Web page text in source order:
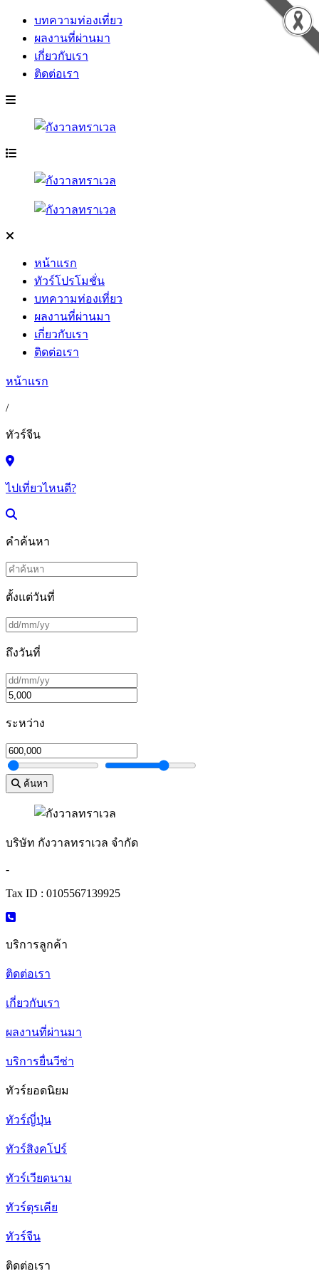
บทความท่องเที่ยว
ผลงานที่ผ่านมา
เกี่ยวกับเรา
ติดต่อเรา
หน้าแรก
ทัวร์โปรโมชั่น
บทความท่องเที่ยว
ผลงานที่ผ่านมา
เกี่ยวกับเรา
ติดต่อเรา
หน้าแรก
/
ทัวร์จีน
ไปเที่ยวไหนดี?
คำค้นหา
ตั้งแต่วันที่
ถึงวันที่
ระหว่าง
ค้นหา
บริษัท กังวาลทราเวล จำกัด
-
Tax ID : 0105567139925
บริการลูกค้า
ติดต่อเรา
เกี่ยวกับเรา
ผลงานที่ผ่านมา
บริการยื่นวีซ่า
ทัวร์ยอดนิยม
ทัวร์ญี่ปุ่น
ทัวร์สิงคโปร์
ทัวร์เวียดนาม
ทัวร์ตุรเคีย
ทัวร์จีน
ติดต่อเรา